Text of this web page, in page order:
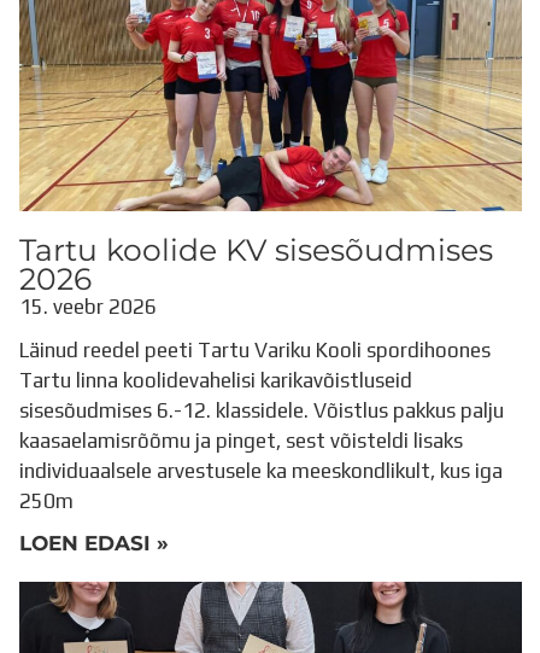
Tartu koolide KV sisesõudmises
2026
15. veebr 2026
Läinud reedel peeti Tartu Variku Kooli spordihoones
Tartu linna koolidevahelisi karikavõistluseid
sisesõudmises 6.-12. klassidele. Võistlus pakkus palju
kaasaelamisrõõmu ja pinget, sest võisteldi lisaks
individuaalsele arvestusele ka meeskondlikult, kus iga
250m
LOEN EDASI »